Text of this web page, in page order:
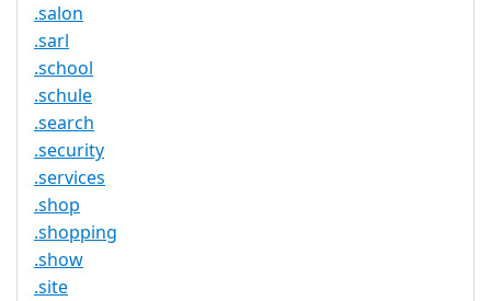
.salon
.sarl
.school
.schule
.search
.security
.services
.shop
.shopping
.show
.site